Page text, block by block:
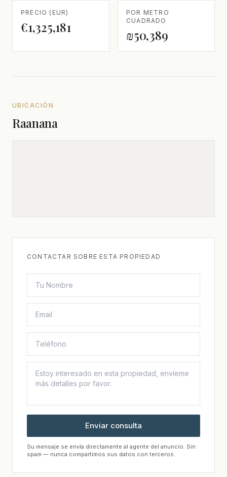
PRECIO (EUR)
€1,325,181
POR METRO
CUADRADO
₪50,389
UBICACIÓN
Raanana
CONTACTAR SOBRE ESTA PROPIEDAD
Enviar consulta
Su mensaje se envía directamente al agente del anuncio. Sin
spam — nunca compartimos sus datos con terceros.